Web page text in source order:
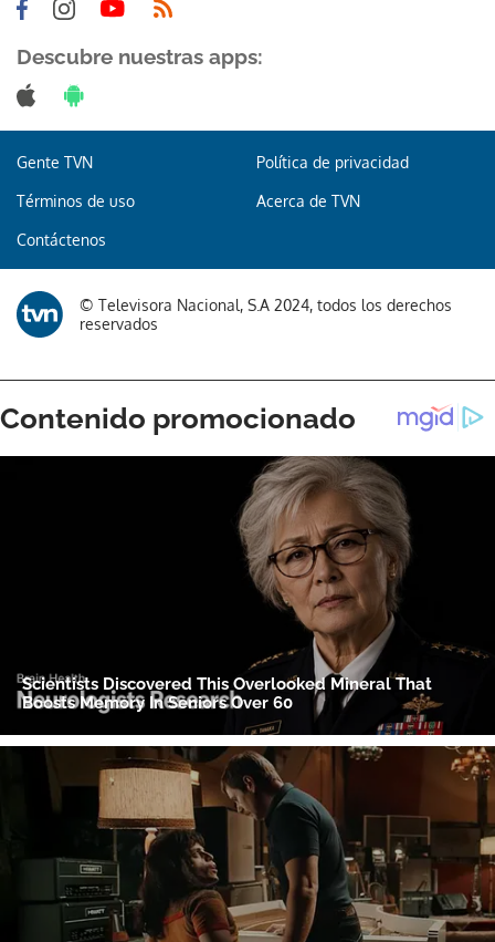
Descubre nuestras apps:
Gente TVN Política de privacidad
Términos de uso Acerca de TVN
Contáctenos
© Televisora Nacional, S.A 2024, todos los derechos
reservados